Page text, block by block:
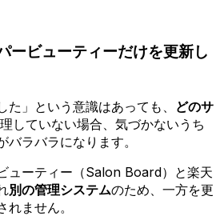
ービューティーだけを更新し
た」という意識はあっても、 どのサ
していない場合、気づかないうち
ラバラになります。
ューティー（Salon Board）と楽天
別の管理システムのため、一方を更
ません。